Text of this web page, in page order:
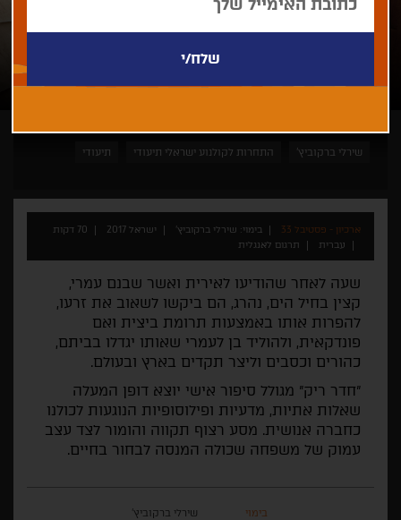
שירלי ברקוביץ' התחרות לקולנוע ישראלי תיעודי תיעודי
ארכיון - פסטיבל 33 בימוי: שירלי ברקוביץ' ישראל 2017
70 דקות
עברית
תרגום לאנגלית
שעה לאחר שהודיעו לאירית ואשר שבנם עמרי,
קצין בחיל הים, נהרג, הם ביקשו לשאוב את זרעו,
להפרות אותו באמצעות תרומת ביצית ואם
פונדקאית, ולהוליד בן לעמרי שאותו יגדלו בביתם,
כהורים וכסבים וליצר תקדים בארץ ובעולם.
"חדר ריק" מגולל סיפור אישי יוצא דופן המעלה
שאלות אתיות, מדעיות ופילוסופיות הנוגעות לכולנו
כחברה אנושית. מסע רצוף תקווה והומור לצד עצב
עמוק של משפחה שכולה המנסה לבחור בחיים.
בימוי שירלי ברקוביץ'